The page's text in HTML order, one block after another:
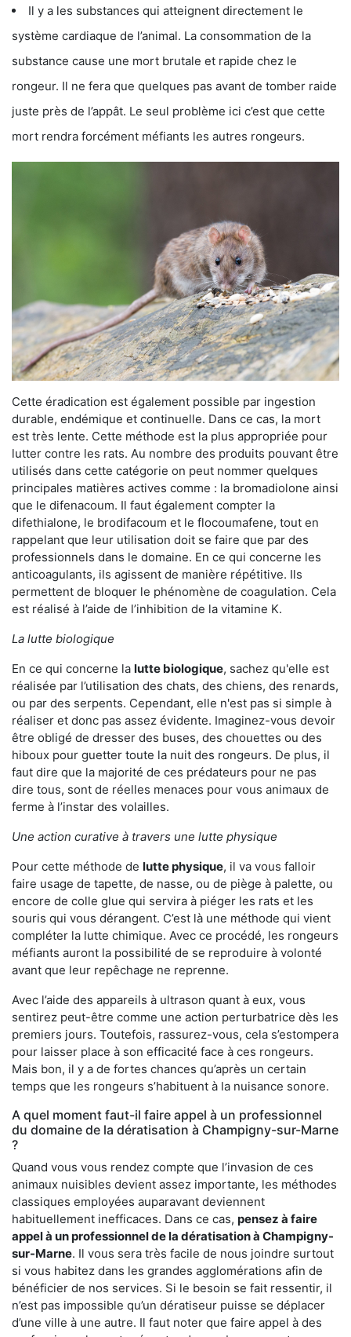
Il y a les substances qui atteignent directement le
système cardiaque de l’animal. La consommation de la
substance cause une mort brutale et rapide chez le
rongeur. Il ne fera que quelques pas avant de tomber raide
juste près de l’appât. Le seul problème ici c’est que cette
mort rendra forcément méfiants les autres rongeurs.
Cette éradication est également possible par ingestion
durable, endémique et continuelle. Dans ce cas, la mort
est très lente. Cette méthode est la plus appropriée pour
lutter contre les rats. Au nombre des produits pouvant être
utilisés dans cette catégorie on peut nommer quelques
principales matières actives comme : la bromadiolone ainsi
que le difenacoum. Il faut également compter la
difethialone, le brodifacoum et le flocoumafene, tout en
rappelant que leur utilisation doit se faire que par des
professionnels dans le domaine. En ce qui concerne les
anticoagulants, ils agissent de manière répétitive. Ils
permettent de bloquer le phénomène de coagulation. Cela
est réalisé à l’aide de l’inhibition de la vitamine K.
La lutte biologique
En ce qui concerne la lutte biologique, sachez qu'elle est
réalisée par l’utilisation des chats, des chiens, des renards,
ou par des serpents. Cependant, elle n'est pas si simple à
réaliser et donc pas assez évidente. Imaginez-vous devoir
être obligé de dresser des buses, des chouettes ou des
hiboux pour guetter toute la nuit des rongeurs. De plus, il
faut dire que la majorité de ces prédateurs pour ne pas
dire tous, sont de réelles menaces pour vous animaux de
ferme à l’instar des volailles.
Une action curative à travers une lutte physique
Pour cette méthode de lutte physique, il va vous falloir
faire usage de tapette, de nasse, ou de piège à palette, ou
encore de colle glue qui servira à piéger les rats et les
souris qui vous dérangent. C’est là une méthode qui vient
compléter la lutte chimique. Avec ce procédé, les rongeurs
méfiants auront la possibilité de se reproduire à volonté
avant que leur repêchage ne reprenne.
Avec l’aide des appareils à ultrason quant à eux, vous
sentirez peut-être comme une action perturbatrice dès les
premiers jours. Toutefois, rassurez-vous, cela s’estompera
pour laisser place à son efficacité face à ces rongeurs.
Mais bon, il y a de fortes chances qu’après un certain
temps que les rongeurs s’habituent à la nuisance sonore.
A quel moment faut-il faire appel à un professionnel
du domaine de la dératisation à Champigny-sur-Marne
?
Quand vous vous rendez compte que l’invasion de ces
animaux nuisibles devient assez importante, les méthodes
classiques employées auparavant deviennent
habituellement inefficaces. Dans ce cas, pensez à faire
appel à un professionnel de la dératisation à Champigny-
sur-Marne. Il vous sera très facile de nous joindre surtout
si vous habitez dans les grandes agglomérations afin de
bénéficier de nos services. Si le besoin se fait ressentir, il
n’est pas impossible qu’un dératiseur puisse se déplacer
d’une ville à une autre. Il faut noter que faire appel à des